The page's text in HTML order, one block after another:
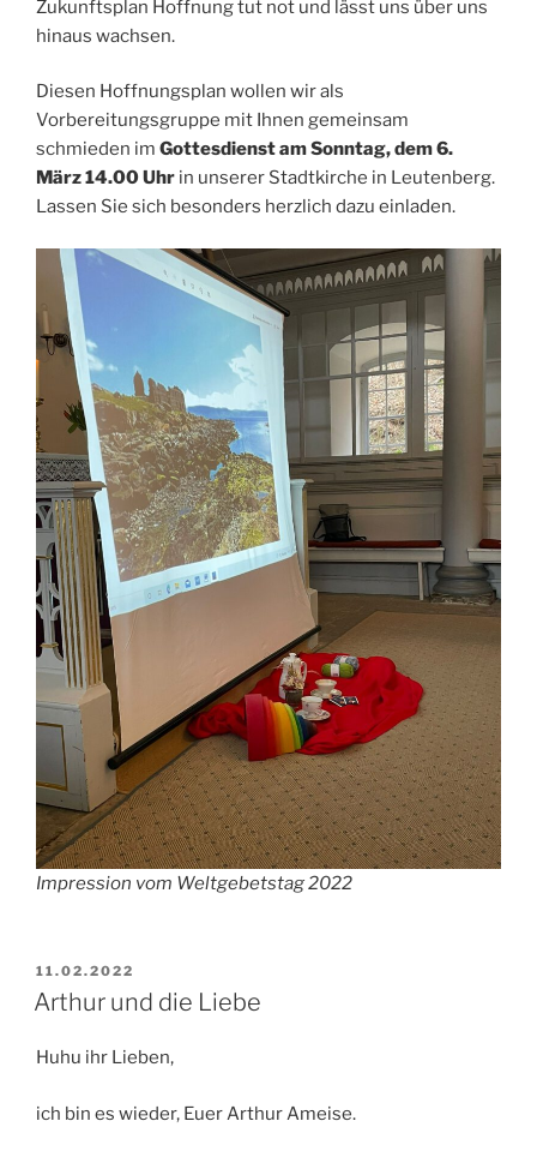
Zukunftsplan Hoffnung tut not und lässt uns über uns
hinaus wachsen.
Diesen Hoffnungsplan wollen wir als
Vorbereitungsgruppe mit Ihnen gemeinsam
schmieden im Gottesdienst am Sonntag, dem 6.
März 14.00 Uhr in unserer Stadtkirche in Leutenberg.
Lassen Sie sich besonders herzlich dazu einladen.
Impression vom Weltgebetstag 2022
VERÖFFENTLICHT
AM
11.02.2022
Arthur und die Liebe
Huhu ihr Lieben,
ich bin es wieder, Euer Arthur Ameise.